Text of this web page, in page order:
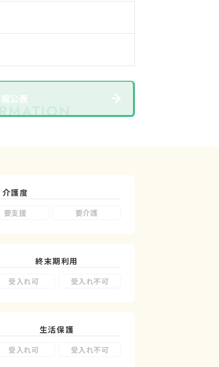
公表
介護度
要支援 要介護
終末期利用
受入れ可 受入れ不可
生活保護
受入れ可 受入れ不可